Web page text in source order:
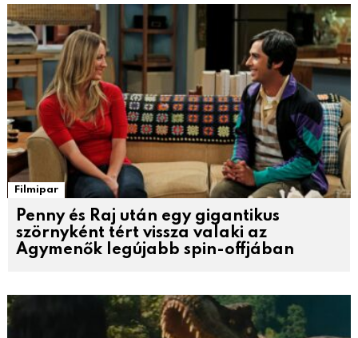
Filmipar
Penny és Raj után egy gigantikus
szörnyként tért vissza valaki az
Agymenők legújabb spin-offjában